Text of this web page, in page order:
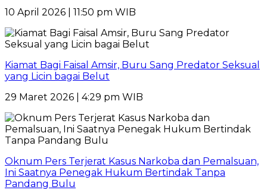
10 April 2026 | 11:50 pm WIB
Kiamat Bagi Faisal Amsir, Buru Sang Predator Seksual
yang Licin bagai Belut
29 Maret 2026 | 4:29 pm WIB
Oknum Pers Terjerat Kasus Narkoba dan Pemalsuan,
Ini Saatnya Penegak Hukum Bertindak Tanpa
Pandang Bulu